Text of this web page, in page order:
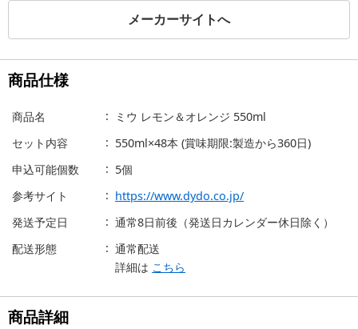
メーカーサイトへ
商品仕様
商品名
ミウ レモン＆オレンジ 550ml
セット内容
550ml×48本 (賞味期限:製造から360日)
申込可能個数
5個
参考サイト
https://www.dydo.co.jp/
発送予定日
通常8日前後（発送日カレンダー休日除く）
配送形態
通常配送
詳細は こちら
商品詳細